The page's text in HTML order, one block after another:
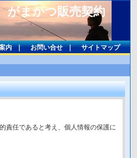
まかつ販売契約
内｜ お問い合せ｜ サイトマップ
責任であると考え、個人情報の保護に